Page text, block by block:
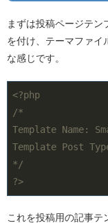
まずは投稿ページテ
を付け、テーマファイ
な感じです。
<?php
/*
Template Name:
Template Post
*/
?>
これを投稿用の記事テ